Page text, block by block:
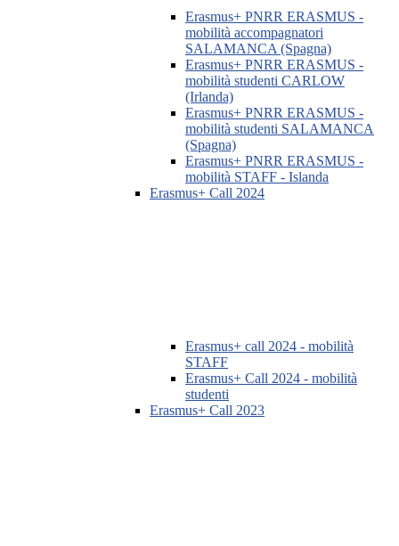
Erasmus+ PNRR ERASMUS -
mobilità accompagnatori
SALAMANCA (Spagna)
Erasmus+ PNRR ERASMUS -
mobilità studenti CARLOW
(Irlanda)
Erasmus+ PNRR ERASMUS -
mobilità studenti SALAMANCA
(Spagna)
Erasmus+ PNRR ERASMUS -
mobilità STAFF - Islanda
Erasmus+ Call 2024
Erasmus+ call 2024 - mobilità
STAFF
Erasmus+ Call 2024 - mobilità
studenti
Erasmus+ Call 2023